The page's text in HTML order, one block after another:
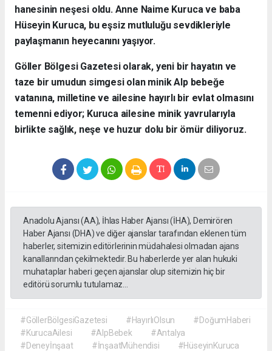
hanesinin neşesi oldu. Anne Naime Kuruca ve baba
Hüseyin Kuruca, bu eşsiz mutluluğu sevdikleriyle
paylaşmanın heyecanını yaşıyor.
​Göller Bölgesi Gazetesi olarak, yeni bir hayatın ve
taze bir umudun simgesi olan minik Alp bebeğe
vatanına, milletine ve ailesine hayırlı bir evlat olmasını
temenni ediyor; Kuruca ailesine minik yavrularıyla
birlikte sağlık, neşe ve huzur dolu bir ömür diliyoruz.
Anadolu Ajansı (AA), İhlas Haber Ajansı (İHA), Demirören
Haber Ajansı (DHA) ve diğer ajanslar tarafından eklenen tüm
haberler, sitemizin editörlerinin müdahalesi olmadan ajans
kanallarından çekilmektedir. Bu haberlerde yer alan hukuki
muhataplar haberi geçen ajanslar olup sitemizin hiç bir
editörü sorumlu tutulamaz...
#GöllerBölgesiGazetesi #HayırlıOlsun
#DoğumHaberi
#KurucaAilesi
#AlpBebek
#Antalya
#Deneyİnşaat
#İnşaatMühendisi
#HüseyinKuruca